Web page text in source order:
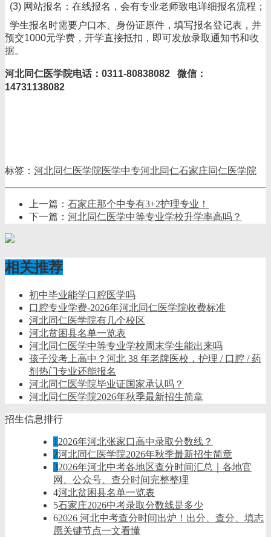
(3) 网站报名：在线报名，会有专业老师致电详细报名流程；
学生报名时需要户口本、身份证原件，填写报名登记表，并
预交1000元学费，开学直接抵扣，即可发放录取通知书和收
据。
河北同仁医学院电话：0311-80838082 微信：
14731138082
标签： 河北同仁医学院医学中专河北同仁石家庄同仁医学院
上一篇： 石家庄那个中专有3+2护理专业！
下一篇： 河北同仁医学中等专业学校升学率高吗？
相关推荐
初中毕业能学口腔医学吗
口腔专业学费-2026年河北同仁医学院收费标准
河北同仁医学院有几个校区
河北贫困县名单一览表
河北同仁医学中等专业学校周末学生能出来吗
孩子没考上高中？河北 38 年老牌医校，护理 / 口腔 / 药
剂热门专业还能报名
河北同仁医学院毕业证国家承认吗？
河北同仁医学院2026年秋季最新招生简章
招生信息排行
1 2026年河北张家口高中录取分数线？
2河北同仁医学院2026年秋季最新招生简章
32026年河北中考各地区查分时间汇总｜各地官
网、公众号、查分时间完整整理
4河北贫困县名单一览表
5石家庄2026中考录取分数线是多少
62026 河北中考查分时间出炉！出分、查分、填志
愿关键节点一文看懂